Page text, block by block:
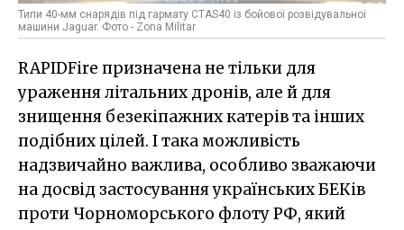
Типи 40-мм снарядів під гармату CTAS40 із бойової розвідувальної
машини Jaguar. Фото - Zona Militar
RAPIDFire призначена не тільки для
ураження літальних дронів, але й для
знищення безекіпажних катерів та інших
подібних цілей. І така можливість
надзвичайно важлива, особливо зважаючи
на досвід застосування українських БЕКів
проти Чорноморського флоту РФ, який